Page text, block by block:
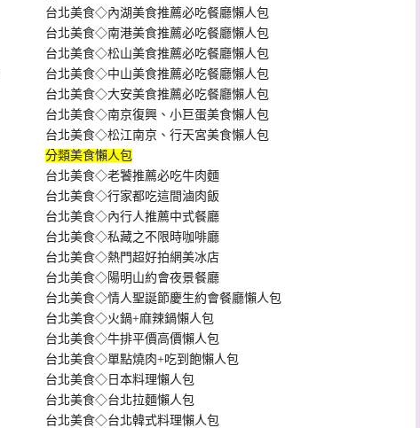
台北美食◇內湖美食推薦必吃餐廳懶人包
台北美食◇南港美食推薦必吃餐廳懶人包
台北美食◇松山美食推薦必吃餐廳懶人包
台北美食◇中山美食推薦必吃餐廳懶人包
台北美食◇大安美食推薦必吃餐廳懶人包
台北美食◇南京復興、小巨蛋美食懶人包
台北美食◇松江南京、行天宮美食懶人包
分類美食懶人包
台北美食◇老饕推薦必吃牛肉麵
台北美食◇行家都吃這間滷肉飯
台北美食◇內行人推薦中式餐廳
台北美食◇私藏之不限時咖啡廳
台北美食◇熱門超好拍網美冰店
台北美食◇陽明山約會夜景餐廳
台北美食◇情人聖誕節慶生約會餐廳懶人包
台北美食◇火鍋+麻辣鍋懶人包
台北美食◇牛排平價高價懶人包
台北美食◇單點燒肉+吃到飽懶人包
台北美食◇日本料理懶人包
台北美食◇台北拉麵懶人包
台北美食◇台北韓式料理懶人包